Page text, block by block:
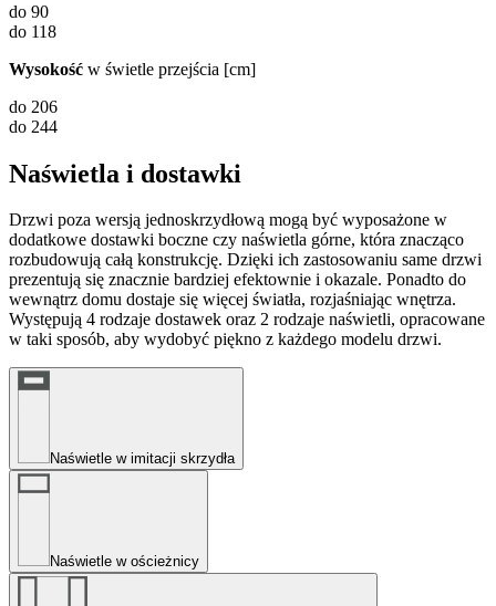
do 90
do 118
Wysokość w świetle przejścia [cm]
do 206
do 244
Naświetla i dostawki
Drzwi poza wersją jednoskrzydłową mogą być wyposażone w
dodatkowe dostawki boczne czy naświetla górne, która znacząco
rozbudowują całą konstrukcję. Dzięki ich zastosowaniu same drzwi
prezentują się znacznie bardziej efektownie i okazale. Ponadto do
wewnątrz domu dostaje się więcej światła, rozjaśniając wnętrza.
Występują 4 rodzaje dostawek oraz 2 rodzaje naświetli, opracowane
w taki sposób, aby wydobyć piękno z każdego modelu drzwi.
Naświetle w imitacji skrzydła
Naświetle w ościeżnicy